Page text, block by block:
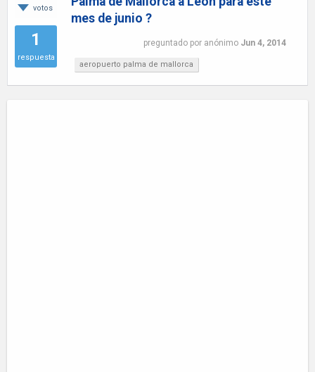
votos
1
respuesta
mes de junio ?
preguntado por anónimo Jun 4, 2014
aeropuerto palma de mallorca